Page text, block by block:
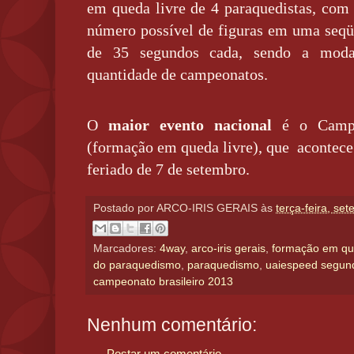
em queda livre de 4 paraquedistas,
número possível de figuras em uma
de 35 segundos cada, sendo a
quantidade de campeonatos.
O maior evento nacional é o
(formação em queda livre), que
feriado de 7 de setembro.
Postado por ARCO-IRIS GERAIS às terça-feira,
Marcadores: 4way, arco-iris gerais, formação em
do paraquedismo, paraquedismo, uaiespeed
campeonato brasileiro 2013
Nenhum comentário: